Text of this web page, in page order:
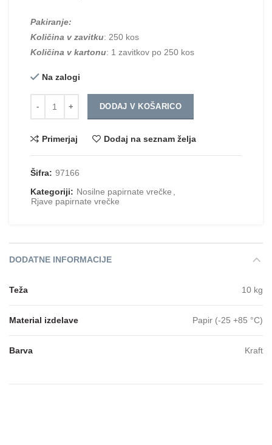
Pakiranje:
Količina v zavitku: 250 kos
Količina v kartonu: 1 zavitkov po 250 kos
Na zalogi
DODAJ V KOŠARICO
Primerjaj Dodaj na seznam želja
Šifra: 97166
Kategoriji: Nosilne papirnate vrečke
Rjave papirnate vrečke
DODATNE INFORMACIJE
Teža 10 kg
Material izdelave Papir (-25 +85 °C)
Barva Kraft